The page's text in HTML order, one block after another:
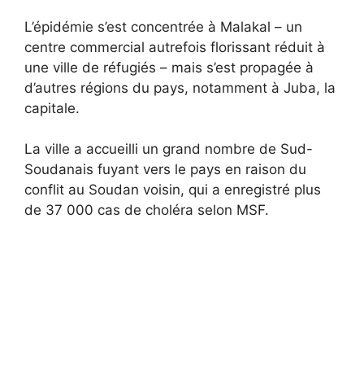
L’épidémie s’est concentrée à Malakal – un
centre commercial autrefois florissant réduit à
une ville de réfugiés – mais s’est propagée à
d’autres régions du pays, notamment à Juba, la
capitale.
La ville a accueilli un grand nombre de Sud-
Soudanais fuyant vers le pays en raison du
conflit au Soudan voisin, qui a enregistré plus
de 37 000 cas de choléra selon MSF.